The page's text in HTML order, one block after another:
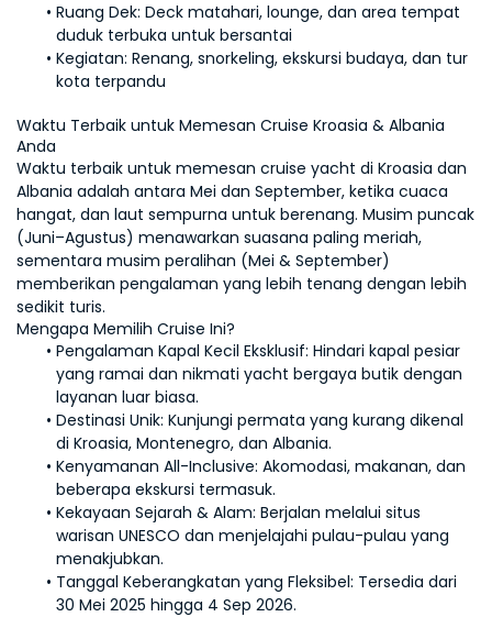
Ruang Dek: Deck matahari, lounge, dan area tempat
Kegiatan: Renang, snorkeling, ekskursi budaya, dan tur
kota terpandu
Waktu Terbaik untuk Memesan Cruise Kroasia & Albania
Waktu terbaik untuk memesan cruise yacht di Kroasia dan
Albania adalah antara Mei dan September, ketika cuaca
hangat, dan laut sempurna untuk berenang. Musim puncak
(Juni–Agustus) menawarkan suasana paling meriah,
sementara musim peralihan (Mei & September)
memberikan pengalaman yang lebih tenang dengan lebih
sedikit turis.
Pengalaman Kapal Kecil Eksklusif: Hindari kapal pesiar
yang ramai dan nikmati yacht bergaya butik dengan
layanan luar biasa.
Destinasi Unik: Kunjungi permata yang kurang dikenal
di Kroasia, Montenegro, dan Albania.
Kenyamanan All-Inclusive: Akomodasi, makanan, dan
beberapa ekskursi termasuk.
Kekayaan Sejarah & Alam: Berjalan melalui situs
warisan UNESCO dan menjelajahi pulau-pulau yang
menakjubkan.
Tanggal Keberangkatan yang Fleksibel: Tersedia dari
30 Mei 2025 hingga 4 Sep 2026.